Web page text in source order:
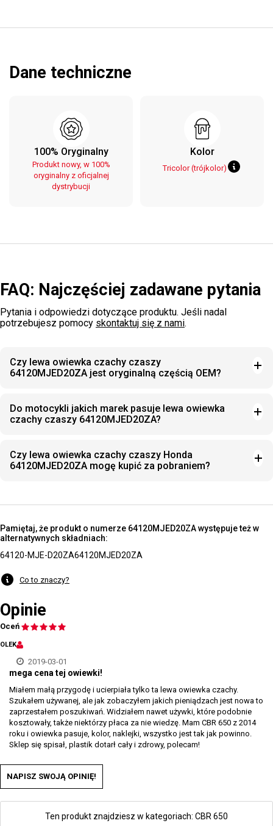
Dane techniczne
100% Oryginalny
Produkt nowy, w 100%
oryginalny z oficjalnej
dystrybucji
Kolor
Tricolor (trójkolor)
FAQ: Najczęściej zadawane pytania
Pytania i odpowiedzi dotyczące produktu. Jeśli nadal
potrzebujesz pomocy skontaktuj się z nami.
Czy lewa owiewka czachy czaszy
64120MJED20ZA jest oryginalną częścią OEM?
Do motocykli jakich marek pasuje lewa owiewka
czachy czaszy 64120MJED20ZA?
Czy lewa owiewka czachy czaszy Honda
64120MJED20ZA mogę kupić za pobraniem?
Pamiętaj, że produkt o numerze 64120MJED20ZA występuje też w
alternatywnych składniach:
64120-MJE-D20ZA64120MJED20ZA
Co to znaczy?
Opinie
Oceń
OLEK
2019-03-01
mega cena tej owiewki!
Miałem małą przygodę i ucierpiała tylko ta lewa owiewka czachy.
Szukałem używanej, ale jak zobaczyłem jakich pieniądzach jest nowa to
zaprzestałem poszukiwań. Widziałem nawet używki, które podobnie
kosztowały, także niektórzy płaca za nie wiedzę. Mam CBR 650 z 2014
roku i owiewka pasuje, kolor, naklejki, wszystko jest tak jak powinno.
Sklep się spisał, plastik dotarł cały i zdrowy, polecam!
NAPISZ SWOJĄ OPINIĘ!
Ten produkt znajdziesz w kategoriach: CBR 650